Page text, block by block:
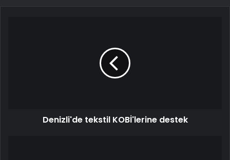
Denizli'de tekstil KOBİ'lerine destek